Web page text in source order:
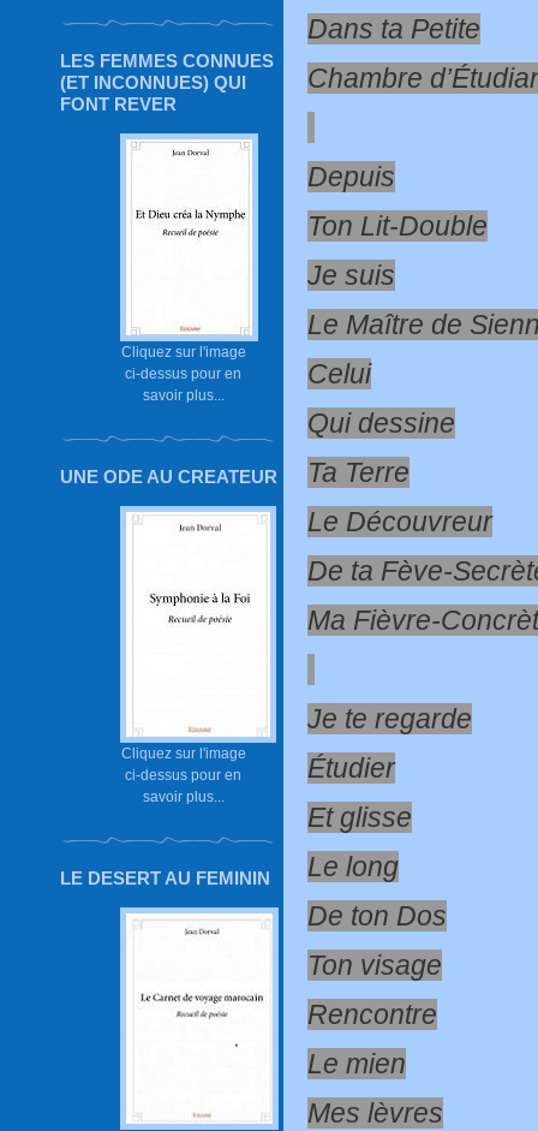
LES FEMMES CONNUES
(ET INCONNUES) QUI
FONT REVER
Cliquez sur l'image
ci-dessus pour en
savoir plus...
UNE ODE AU CREATEUR
Cliquez sur l'image
ci-dessus pour en
savoir plus...
LE DESERT AU FEMININ
Dans ta Petite
Chambre
Depuis
Ton Lit-Double
Je suis
Le Maître de
Celui
Qui dessine
Ta Terre
Le Découvreur
De ta Fève-
Ma Fièvre-
Je te regarde
Étudier
Et glisse
Le long
De ton Dos
Ton visage
Rencontre
Le mien
Mes lèvres